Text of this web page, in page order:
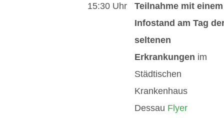
15:30 Uhr
Teilnahme mit einem
Infostand am Tag
seltenen
Erkrankungen im
Städtischen
Krankenhaus
Dessau Flyer